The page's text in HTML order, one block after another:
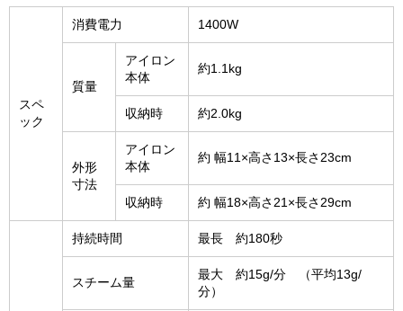
スペ
ック
消費電力 1400W
質量
アイロン
本体
約1.1kg
収納時 約2.0kg
外形
寸法
アイロン
本体
約 幅11×高さ13×長さ23cm
収納時 約 幅18×高さ21×長さ29cm
持続時間 最長 約180秒
スチーム量
最大 約15g/分 （平均13g/
分）